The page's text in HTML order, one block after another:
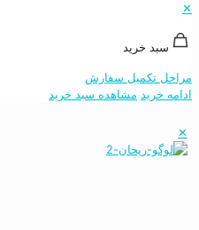
✕
سبد خرید
مراحل تکمیل سفارش
ادامه خرید مشاهده سبد خرید
✕